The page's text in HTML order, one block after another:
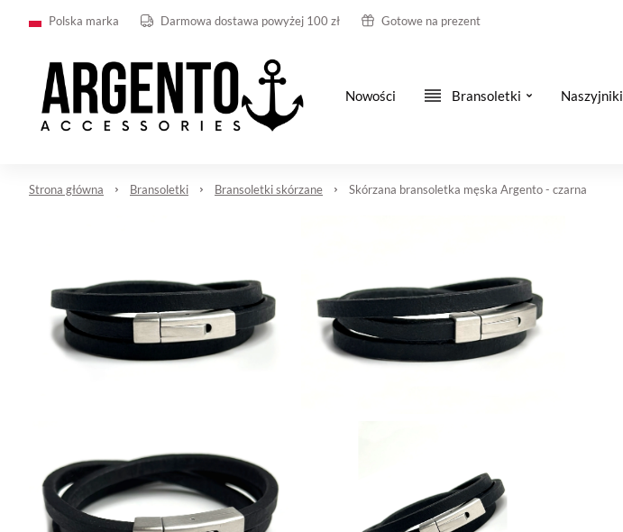
Polska marka Darmowa dostawa powyżej 100 zł Gotowe na prezent
Nowości Bransoletki Naszyjniki
Strona główna Bransoletki Bransoletki skórzane Skórzana bransoletka męska Argento - czarna